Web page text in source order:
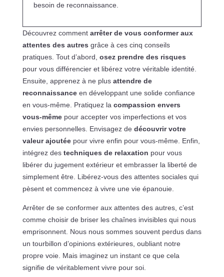
besoin de reconnaissance.
Découvrez comment arrêter de vous conformer aux
attentes des autres grâce à ces cinq conseils
pratiques. Tout d’abord, osez prendre des risques
pour vous différencier et libérez votre véritable identité.
Ensuite, apprenez à ne plus attendre de
reconnaissanceen développant une solide confiance
en vous-même. Pratiquez la compassion envers
vous-mêmepour accepter vos imperfections et vos
envies personnelles. Envisagez de découvrir votre
valeur ajoutéepour vivre enfin pour vous-même. Enfin,
intégrez des techniques de relaxation pour vous
libérer du jugement extérieur et embrasser la liberté de
simplement être. Libérez-vous des attentes sociales qui
pèsent et commencez à vivre une vie épanouie.
Arrêter de se conformer aux attentes des autres, c’est
comme choisir de briser les chaînes invisibles qui nous
emprisonnent. Nous nous sommes souvent perdus dans
un tourbillon d’opinions extérieures, oubliant notre
propre voie. Mais imaginez un instant ce que cela
signifie de véritablement vivre pour soi.